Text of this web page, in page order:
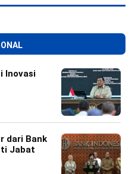
Inovasi
dari Bank
Jabat